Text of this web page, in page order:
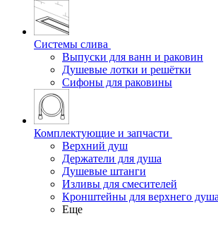
Системы слива
Выпуски для ванн и раковин
Душевые лотки и решётки
Сифоны для раковины
Комплектующие и запчасти
Верхний душ
Держатели для душа
Душевые штанги
Изливы для смесителей
Кронштейны для верхнего душа
Еще